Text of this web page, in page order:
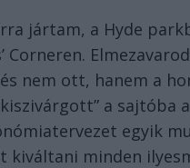
jártam, a Hyde
Corneren.
nem ott, hanem a
a sajtóba
egyik
kiváltani minden